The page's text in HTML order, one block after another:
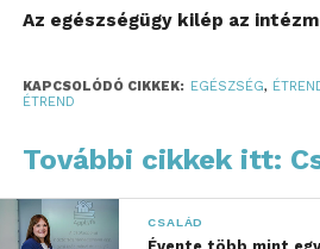
mennyiség, hanem az ízek
olívabogyó és a tonhalkrém
antioxidánsokban és
kínál a tonhalkrémmel
kísérletezni, számos különböző
Az egészségügy kilép az
KAPCSOLÓDÓ CIKKEK: EGÉSZSÉG,
ÉTREND
További cikkek itt:
CSALÁD